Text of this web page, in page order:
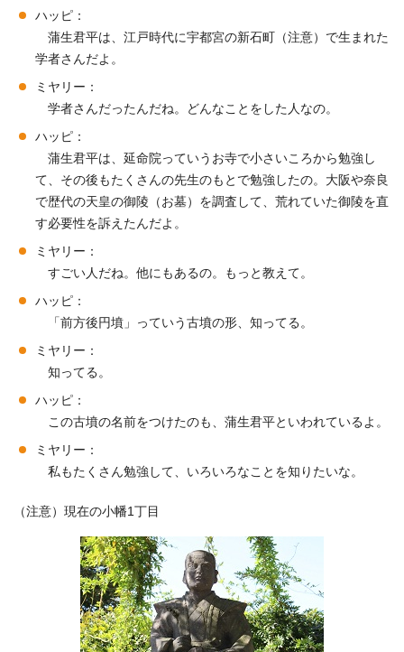
ハッピ：
蒲生君平は、江戸時代に宇都宮の新石町（注意）で生まれた
学者さんだよ。
ミヤリー：
学者さんだったんだね。どんなことをした人なの。
ハッピ：
蒲生君平は、延命院っていうお寺で小さいころから勉強し
て、その後もたくさんの先生のもとで勉強したの。大阪や奈良
で歴代の天皇の御陵（お墓）を調査して、荒れていた御陵を直
す必要性を訴えたんだよ。
ミヤリー：
すごい人だね。他にもあるの。もっと教えて。
ハッピ：
「前方後円墳」っていう古墳の形、知ってる。
ミヤリー：
知ってる。
ハッピ：
この古墳の名前をつけたのも、蒲生君平といわれているよ。
ミヤリー：
私もたくさん勉強して、いろいろなことを知りたいな。
（注意）現在の小幡1丁目